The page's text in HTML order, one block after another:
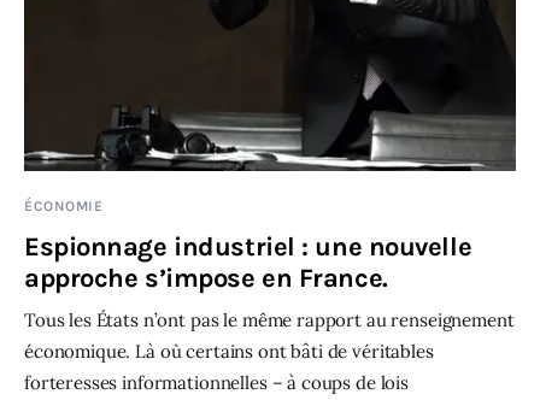
ÉCONOMIE
Espionnage industriel : une nouvelle
approche s’impose en France.
Tous les États n’ont pas le même rapport au renseignement
économique. Là où certains ont bâti de véritables
forteresses informationnelles – à coups de lois